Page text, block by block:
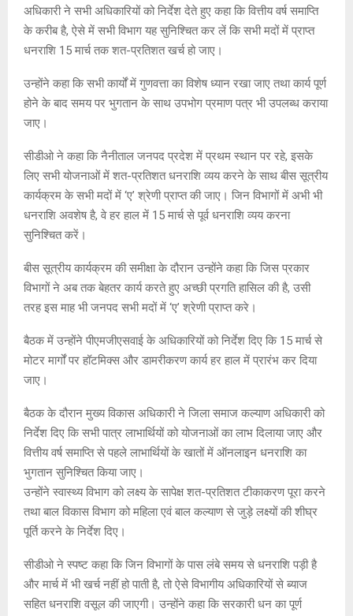
अधिकारी ने सभी अधिकारियों को निर्देश देते हुए कहा कि वित्तीय वर्ष समाप्ति
के करीब है, ऐसे में सभी विभाग यह सुनिश्चित कर लें कि सभी मदों में प्राप्त
धनराशि 15 मार्च तक शत-प्रतिशत खर्च हो जाए।
उन्होंने कहा कि सभी कार्यों में गुणवत्ता का विशेष ध्यान रखा जाए तथा कार्य पूर्ण
होने के बाद समय पर भुगतान के साथ उपभोग प्रमाण पत्र भी उपलब्ध कराया
जाए।
सीडीओ ने कहा कि नैनीताल जनपद प्रदेश में प्रथम स्थान पर रहे, इसके
लिए सभी योजनाओं में शत-प्रतिशत धनराशि व्यय करने के साथ बीस सूत्रीय
कार्यक्रम के सभी मदों में ‘ए’ श्रेणी प्राप्त की जाए। जिन विभागों में अभी भी
धनराशि अवशेष है, वे हर हाल में 15 मार्च से पूर्व धनराशि व्यय करना
सुनिश्चित करें।
बीस सूत्रीय कार्यक्रम की समीक्षा के दौरान उन्होंने कहा कि जिस प्रकार
विभागों ने अब तक बेहतर कार्य करते हुए अच्छी प्रगति हासिल की है, उसी
तरह इस माह भी जनपद सभी मदों में ‘ए’ श्रेणी प्राप्त करे।
बैठक में उन्होंने पीएमजीएसवाई के अधिकारियों को निर्देश दिए कि 15 मार्च से
मोटर मार्गों पर हॉटमिक्स और डामरीकरण कार्य हर हाल में प्रारंभ कर दिया
जाए।
बैठक के दौरान मुख्य विकास अधिकारी ने जिला समाज कल्याण अधिकारी को
निर्देश दिए कि सभी पात्र लाभार्थियों को योजनाओं का लाभ दिलाया जाए और
वित्तीय वर्ष समाप्ति से पहले लाभार्थियों के खातों में ऑनलाइन धनराशि का
भुगतान सुनिश्चित किया जाए।
उन्होंने स्वास्थ्य विभाग को लक्ष्य के सापेक्ष शत-प्रतिशत टीकाकरण पूरा करने
तथा बाल विकास विभाग को महिला एवं बाल कल्याण से जुड़े लक्ष्यों की शीघ्र
पूर्ति करने के निर्देश दिए।
सीडीओ ने स्पष्ट कहा कि जिन विभागों के पास लंबे समय से धनराशि पड़ी है
और मार्च में भी खर्च नहीं हो पाती है, तो ऐसे विभागीय अधिकारियों से ब्याज
सहित धनराशि वसूल की जाएगी। उन्होंने कहा कि सरकारी धन का पूर्ण